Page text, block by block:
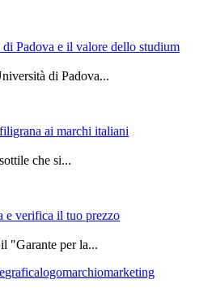
Padova e il valore dello studium
di Padova...
ai marchi italiani
che si...
e verifica il tuo prezzo
"Garante per la...
graficalogomarchiomarketing